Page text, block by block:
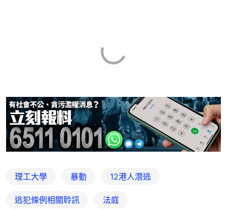
理工大學 暴動 12港人潛逃
逃犯條例相關聆訊 法庭